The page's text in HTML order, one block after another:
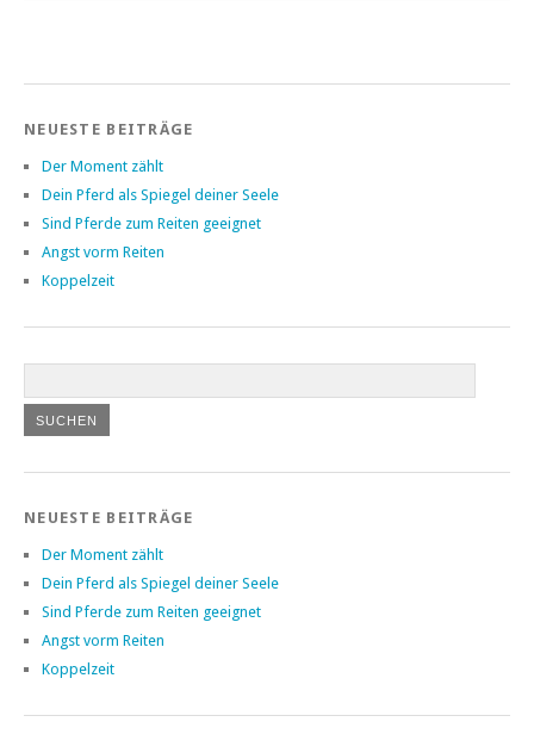
NEUESTE BEITRÄGE
Der Moment zählt
Dein Pferd als Spiegel deiner Seele
Sind Pferde zum Reiten geeignet
Angst vorm Reiten
Koppelzeit
NEUESTE BEITRÄGE
Der Moment zählt
Dein Pferd als Spiegel deiner Seele
Sind Pferde zum Reiten geeignet
Angst vorm Reiten
Koppelzeit